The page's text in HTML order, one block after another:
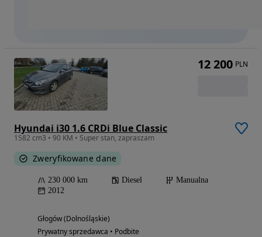
Hyundai i30 1.6 CRDi Blue Classic
1582 cm3 • 90 KM • Super stan, zapraszam
Zweryfikowane dane
230 000 km Diesel
Manualna
2012
Głogów (Dolnośląskie)
Prywatny sprzedawca • Podbite
12 200 PLN